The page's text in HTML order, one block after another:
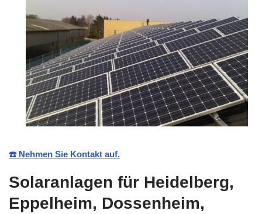
☎️ Nehmen Sie Kontakt auf.
Solaranlagen für Heidelberg,
Eppelheim, Dossenheim,